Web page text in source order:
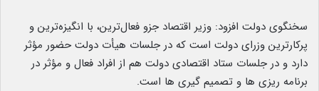
سخنگوی دولت افزود: وزیر اقتصاد جزو فعال‌ترین، با انگیزه‌ترین و
پرکارترین وزرای دولت است که در جلسات هیأت دولت حضور مؤثر
دارد و در جلسات ستاد اقتصادی دولت هم از افراد فعال و مؤثر در
برنامه ریزی ها و تصمیم گیری ها است.